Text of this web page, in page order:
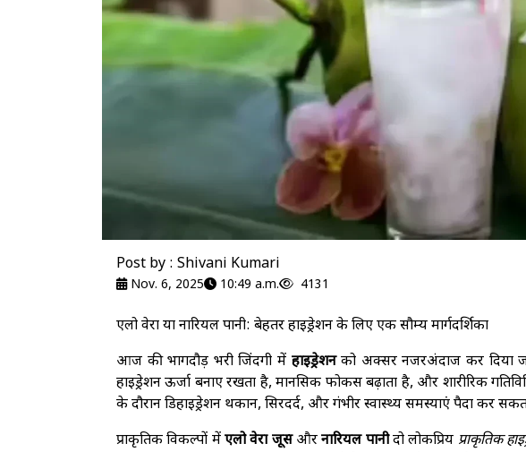
Post by : Shivani Kumari
Nov. 6, 2025 10:49 a.m. 4131
एलो वेरा या नारियल पानी: बेहतर हाइड्रेशन के लिए एक सौम्य मार्गदर्शिका
आज की भागदौड़ भरी जिंदगी में हाइड्रेशनको अक्सर नजरअंदाज कर दिया
हाइड्रेशन ऊर्जा बनाए रखता है, मानसिक फोकस बढ़ाता है, और शारीरिक
के दौरान डिहाइड्रेशन थकान, सिरदर्द, और गंभीर स्वास्थ्य समस्याएं पैदा कर
प्राकृतिक विकल्पों मेंएलो वेरा जूसऔरनारियल पानीदो लोकप्रिय प्राकृतिक